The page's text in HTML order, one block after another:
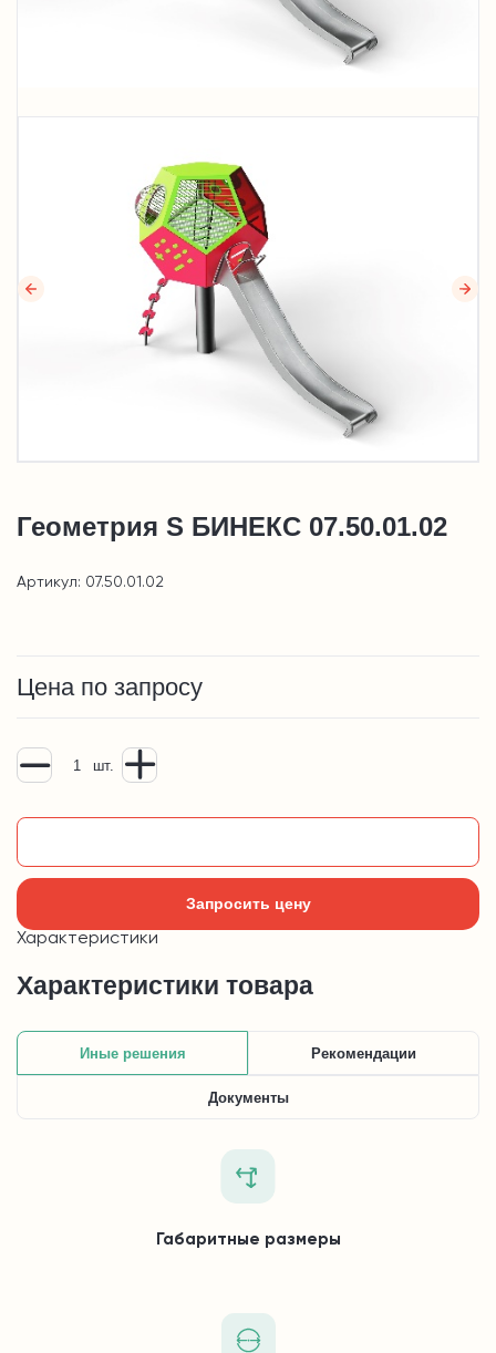
Геометрия S БИНЕКС 07.50.01.02
Артикул: 07.50.01.02
Цена по запросу
шт.
Запросить цену
Характеристики
Характеристики товара
Иные решения Рекомендации
Документы
Габаритные размеры